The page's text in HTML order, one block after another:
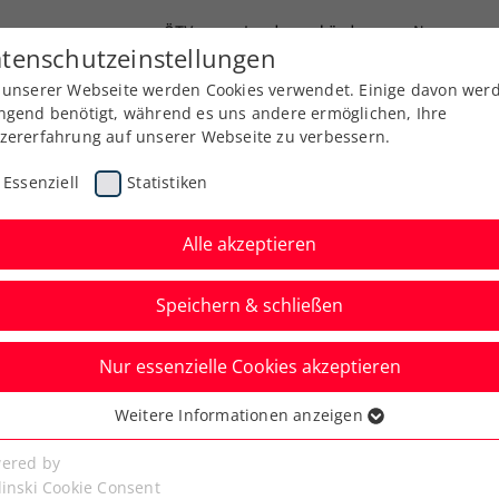
ÖTV Landesverbände News
Ausbildung Services Über uns
Aktuelle News
Webseite werden Cookies verwendet. Einige davon
benötigt, während es uns andere ermöglichen, Ihre
auf unserer Webseite zu verbessern.
Essenziell Statistiken
Alle akzeptieren
Speichern & schließen
Nur essenzielle Cookies akzeptieren
Cookies werden für grundlegende Funktionen der
benötigt. Dadurch ist gewährleistet, dass die Webseite
Weitere Informationen anzeigen
by
Cookie Consent